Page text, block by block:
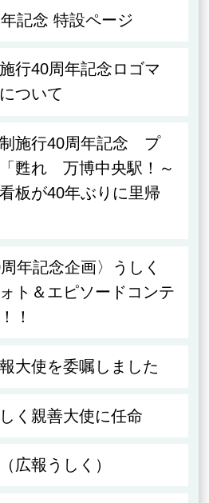
記念 特設ページ
行40周年記念ロゴマ
ついて
施行40周年記念 プ
甦れ 万博中央駅！～
板が40年ぶりに里帰
年記念企画〉うしく
ト＆エピソードコンテ
！
大使を委嘱しました
く親善大使に任命
広報うしく）